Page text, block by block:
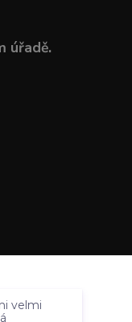
úřadě.
velmi